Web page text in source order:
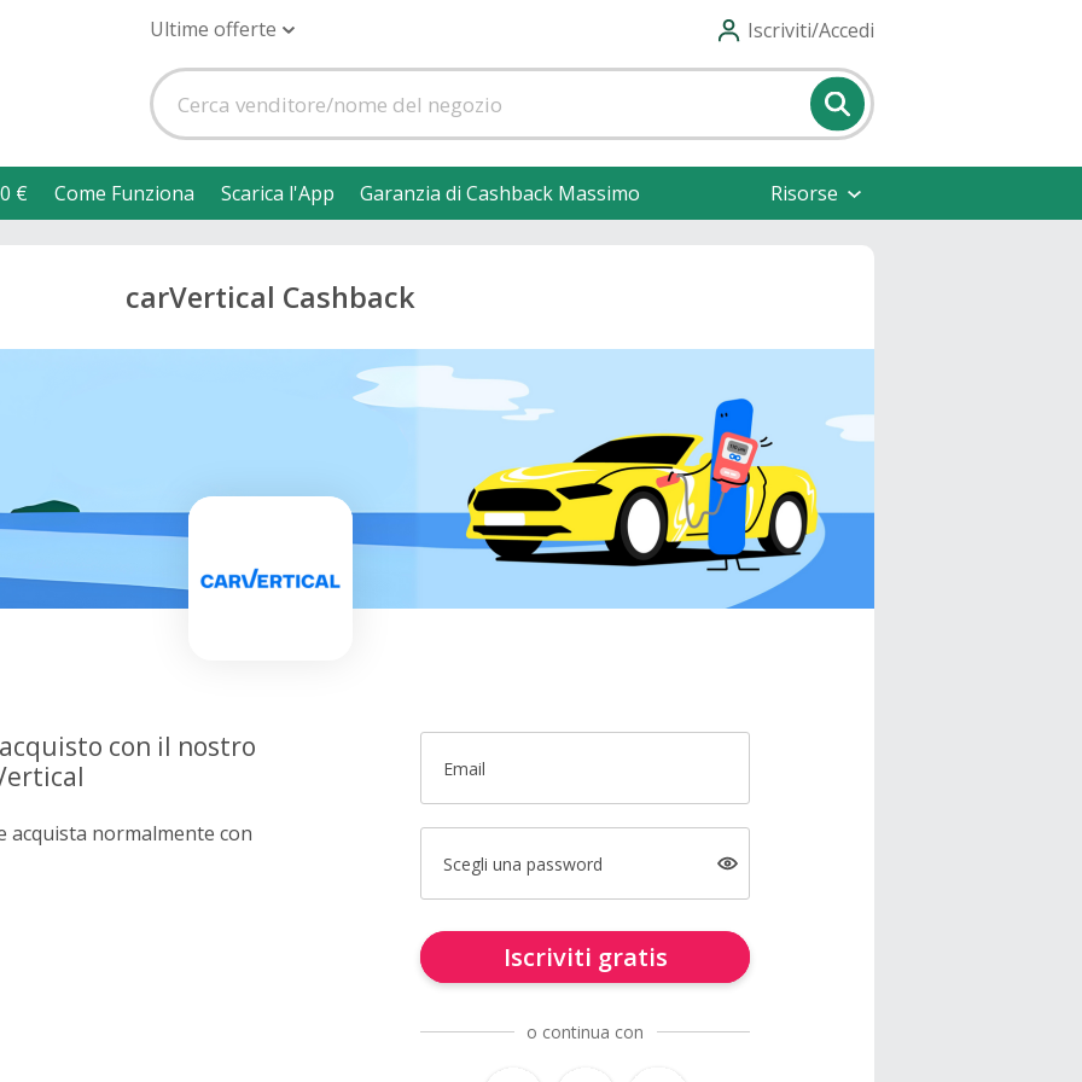
Ultime offerte Iscriviti/Accedi
€ Come Funziona Scarica l'App Garanzia di Cashback Massimo Risorse
carVertical Cashback
con il nostro
normalmente con
Email
Scegli una password
Iscriviti gratis
o continua con